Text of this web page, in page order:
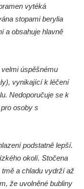
vytéká
stopami berylia
a obsahuje hlavně
úspěšnému
vynikající k léčení
Nedoporučuje se k
osoby s
podstatně lepší.
okolí. Stočena
a chladu vydrží až
že uvolněné bubliny